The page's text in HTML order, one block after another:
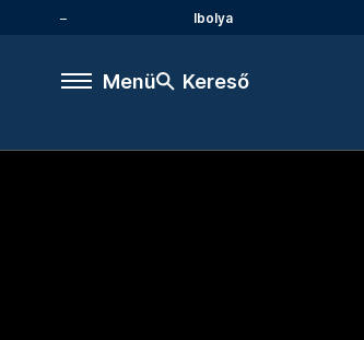
Ibolya
Menü Kereső